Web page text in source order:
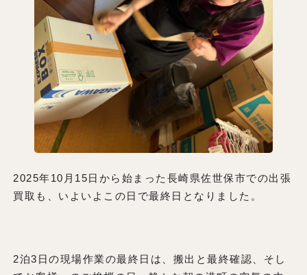
2025年10月15日から始まった長崎県佐世保市での出張
買取も、いよいよこの日で最終日となりました。
2泊3日の現場作業の最終日は、搬出と最終確認、そし